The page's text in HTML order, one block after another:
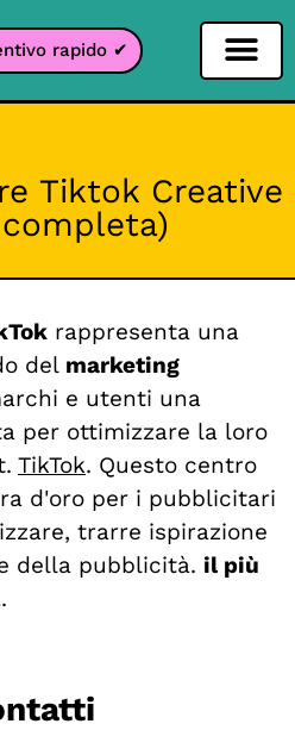
rapido ✔
Tiktok Creative
rappresenta una
del marketing
e utenti una
per ottimizzare la loro
TikTok. Questo centro
d'oro per i pubblicitari
trarre ispirazione
della pubblicità. il più